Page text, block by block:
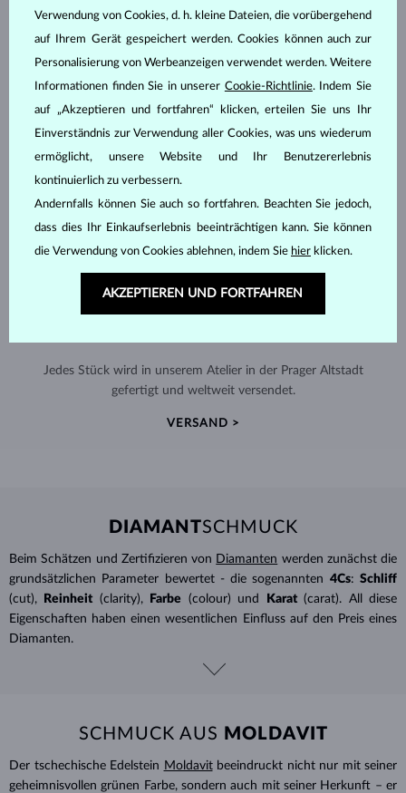
Jedes Stück wird in unserem Atelier in der Prager Altstadt
gefertigt und weltweit versendet.
VERSAND >
DIAMANTSCHMUCK
Beim Schätzen und Zertifizieren von Diamanten werden zunächst die
grundsätzlichen Parameter bewertet - die sogenannten 4Cs: Schliff
(cut),
Reinheit (clarity), Farbe (colour) und Karat (carat). All diese
Eigenschaften haben einen wesentlichen Einfluss auf den Preis eines
Diamanten.
SCHMUCK AUS MOLDAVIT
Der tschechische Edelstein Moldavitbeeindruckt nicht nur mit seiner
geheimnisvollen grünen Farbe, sondern auch mit seiner Herkunft – er
Verwendung von Cookies, d. h. kleine Dateien, die vorübergehend
auf Ihrem Gerät gespeichert werden. Cookies können auch zur
Personalisierung von Werbeanzeigen verwendet werden. Weitere
Informationen finden Sie in unserer Cookie-Richtlinie. Indem Sie
auf „Akzeptieren und fortfahren“ klicken, erteilen Sie uns Ihr
Einverständnis zur Verwendung aller Cookies, was uns wiederum
ermöglicht, unsere Website und Ihr Benutzererlebnis
kontinuierlich zu verbessern.
Andernfalls können Sie auch so fortfahren. Beachten Sie jedoch,
dass dies Ihr Einkaufserlebnis beeinträchtigen kann. Sie können
die Verwendung von Cookies ablehnen, indem Sie hier klicken.
AKZEPTIEREN UND FORTFAHREN